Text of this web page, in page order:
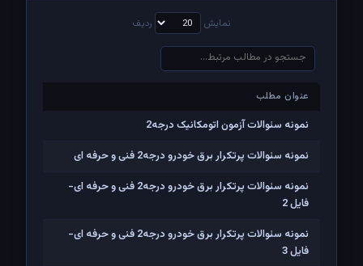
نمایش ردیف
عنوان مطلب
عنوان مطلب
نمونه سئوالات آزمون اتومکانیک درجه2
نمونه سئوالات پرتکرار برق خودرو درجه2 فنی و حرفه ای
نمونه سئوالات پرتکرار برق خودرو درجه2 فنی و حرفه ای-
فایل 2
نمونه سئوالات پرتکرار برق خودرو درجه2 فنی و حرفه ای-
فایل 3